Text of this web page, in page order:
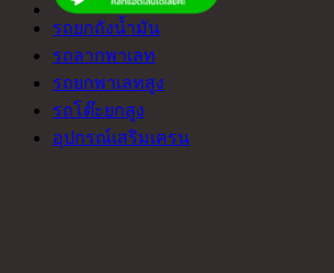
รถยกถังน้ำมัน
รถลากพาเลท
รถยกพาเลทสูง
รถโต๊ะยกสูง
อุปกรณ์เสริมเครน